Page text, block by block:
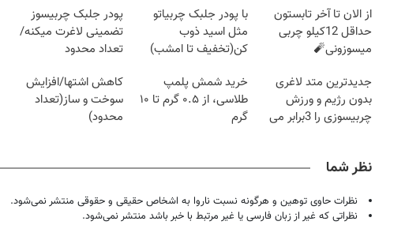
از الان تا آخر تابستون
حداقل 12کیلو چربی
میسوزونی🧨
با پودر جلبک چربیاتو
مثل اسید ذوب
کن(تخفیف تا امشب)
پودر جلبک چربیسوز
تضمینی لاغرت میکنه/
تعداد محدود
جدیدترین متد لاغری
بدون رژیم و ورزش
چربیسوزی را 3برابر می
خرید شمش پلمپ
طلاسی، از ۰.۵ گرم تا ۱۰
گرم
کاهش اشتها/افزایش
سوخت و ساز(تعداد
محدود)
نظر شما
نظرات حاوی توهین و هرگونه نسبت ناروا به اشخاص حقیقی و حقوقی منتشر نمی‌شود.
نظراتی که غیر از زبان فارسی یا غیر مرتبط با خبر باشد منتشر نمی‌شود.